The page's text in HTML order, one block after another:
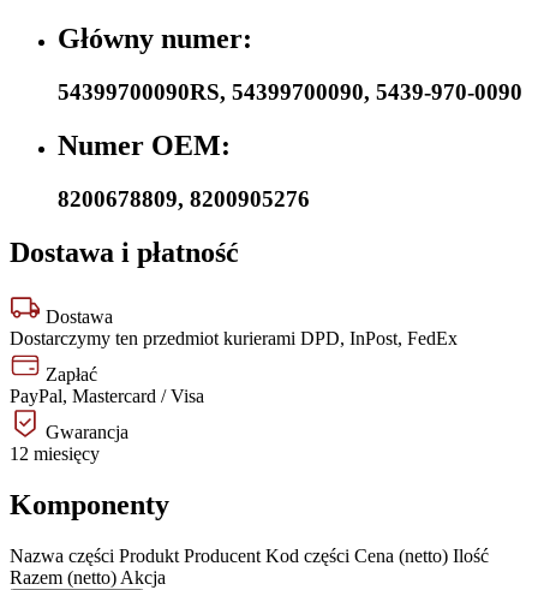
Główny numer:
54399700090RS, 54399700090, 5439-970-0090
Numer OEM:
8200678809, 8200905276
Dostawa i płatność
Dostawa
Dostarczymy ten przedmiot kurierami DPD, InPost, FedEx
Zapłać
PayPal, Mastercard / Visa
Gwarancja
12 miesięcy
Komponenty
Nazwa części Produkt Producent Kod części Cena (netto) Ilość
Razem (netto) Akcja